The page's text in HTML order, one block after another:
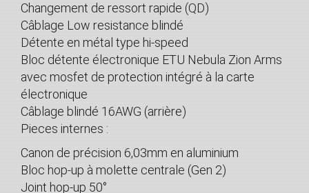
Changement de ressort rapide (QD)
Câblage Low resistance blindé
Détente en métal type hi-speed
Bloc détente électronique ETU Nebula Zion Arms
avec mosfet de protection intégré à la carte
électronique
Câblage blindé 16AWG (arrière)
Pieces internes :
Canon de précision 6,03mm en aluminium
Bloc hop-up à molette centrale (Gen 2)
Joint hop-up 50°